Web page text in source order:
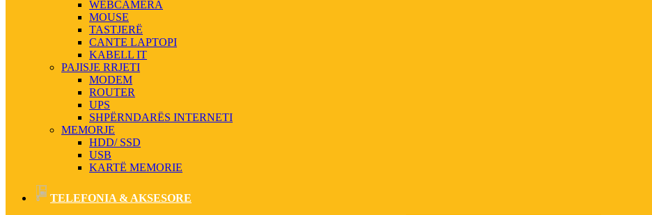
WEBCAMERA
MOUSE
TASTJERË
CANTE LAPTOPI
KABELL IT
PAJISJE RRJETI
MODEM
ROUTER
UPS
SHPËRNDARËS INTERNETI
MEMORJE
HDD/ SSD
USB
KARTË MEMORIE
TELEFONIA & AKSESORE